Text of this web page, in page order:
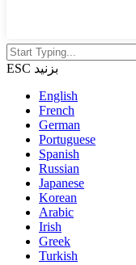
ESC بزنید
English
French
German
Portuguese
Spanish
Russian
Japanese
Korean
Arabic
Irish
Greek
Turkish